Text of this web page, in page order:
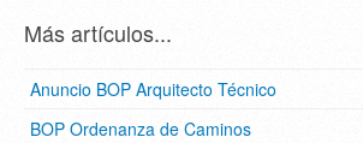
Más artículos...
Anuncio BOP Arquitecto Técnico
BOP Ordenanza de Caminos